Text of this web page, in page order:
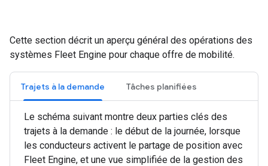
Cette section décrit un aperçu général des opérations des
systèmes Fleet Engine pour chaque offre de mobilité.
Trajets à la demande Tâches planifiées
Le schéma suivant montre deux parties clés des
trajets à la demande : le début de la journée, lorsque
les conducteurs activent le partage de position avec
Fleet Engine, et une vue simplifiée de la gestion des